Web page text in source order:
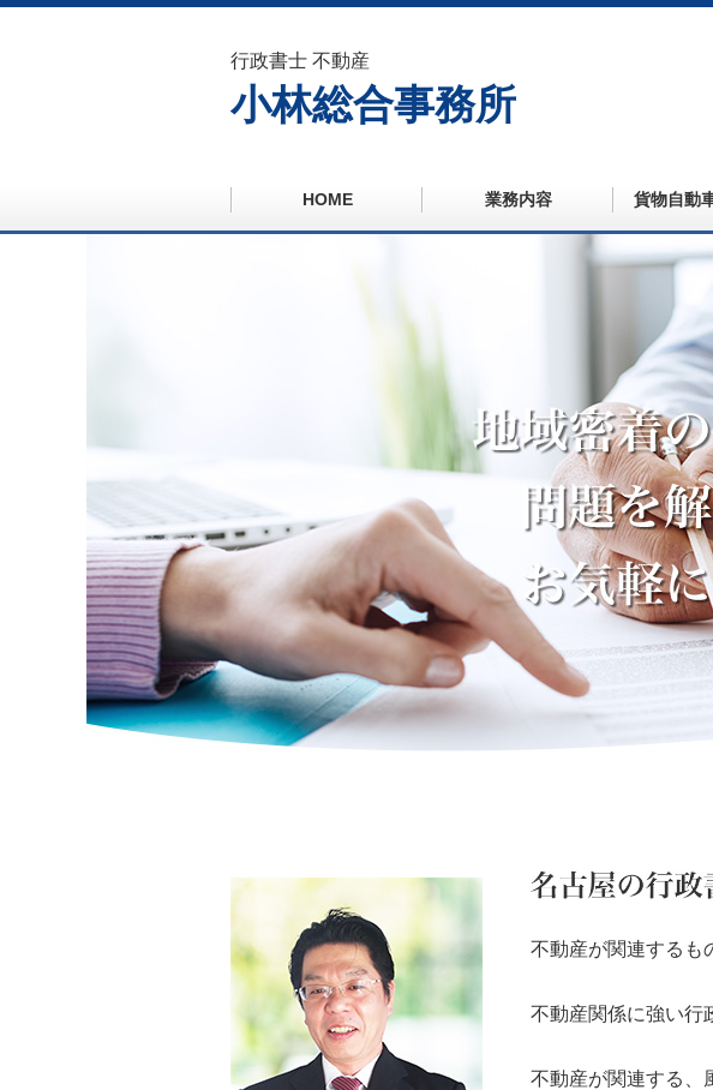
行政書士 不動産
小林総合事務所
HOME 業務内容 貨物自動
不動産が関連するも
不動産関係に強い行
不動産が関連する、